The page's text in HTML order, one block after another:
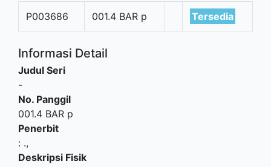
P003686 001.4 BAR p Tersedia
Informasi Detail
Judul Seri
-
No. Panggil
001.4 BAR p
Penerbit
: .,
Deskripsi Fisik